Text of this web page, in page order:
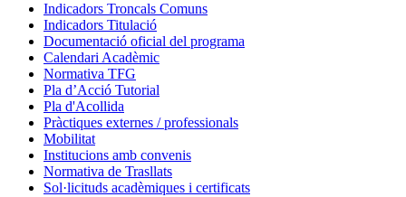
Indicadors Troncals Comuns
Indicadors Titulació
Documentació oficial del programa
Calendari Acadèmic
Normativa TFG
Pla d’Acció Tutorial
Pla d'Acollida
Pràctiques externes / professionals
Mobilitat
Institucions amb convenis
Normativa de Trasllats
Sol·licituds acadèmiques i certificats